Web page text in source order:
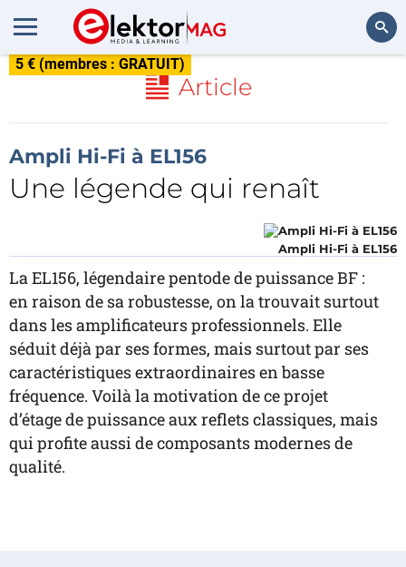
5 € (membres : GRATUIT)
Article
Ampli Hi-Fi à EL156
Une légende qui renaît
Ampli Hi-Fi à EL156
La EL156, légendaire pentode de puissance BF :
en raison de sa robustesse, on la trouvait surtout
dans les amplificateurs professionnels. Elle
séduit déjà par ses formes, mais surtout par ses
caractéristiques extraordinaires en basse
fréquence. Voilà la motivation de ce projet
d’étage de puissance aux reflets classiques, mais
qui profite aussi de composants modernes de
qualité.